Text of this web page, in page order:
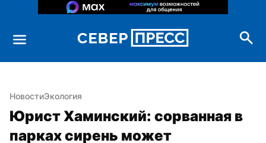
НовостиЭкология
Юрист Хаминский: сорванная в
парках сирень может